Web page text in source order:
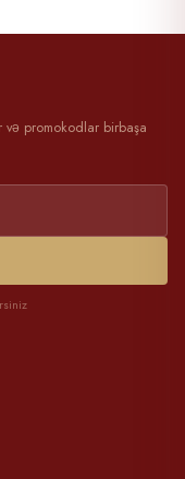
promokodlar birbaşa